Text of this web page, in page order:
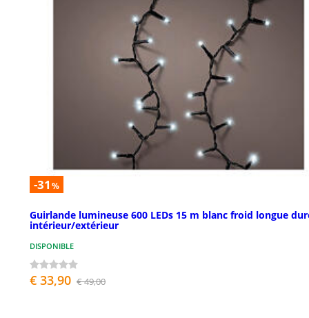
-31 %
Guirlande lumineuse 600 LEDs 15 m blanc froid longue
intérieur/extérieur
DISPONIBLE
€ 33,90 € 49,00